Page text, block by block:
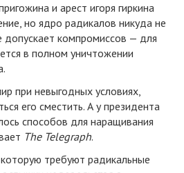
и арест игоря гиркина
но ядро радикалов никуда не
допускает компромиссов — для
в полном уничтожении
при невыгодных условиях,
его сместить. А у президента
способов для наращивания
The Telegraph.
требуют радикальные